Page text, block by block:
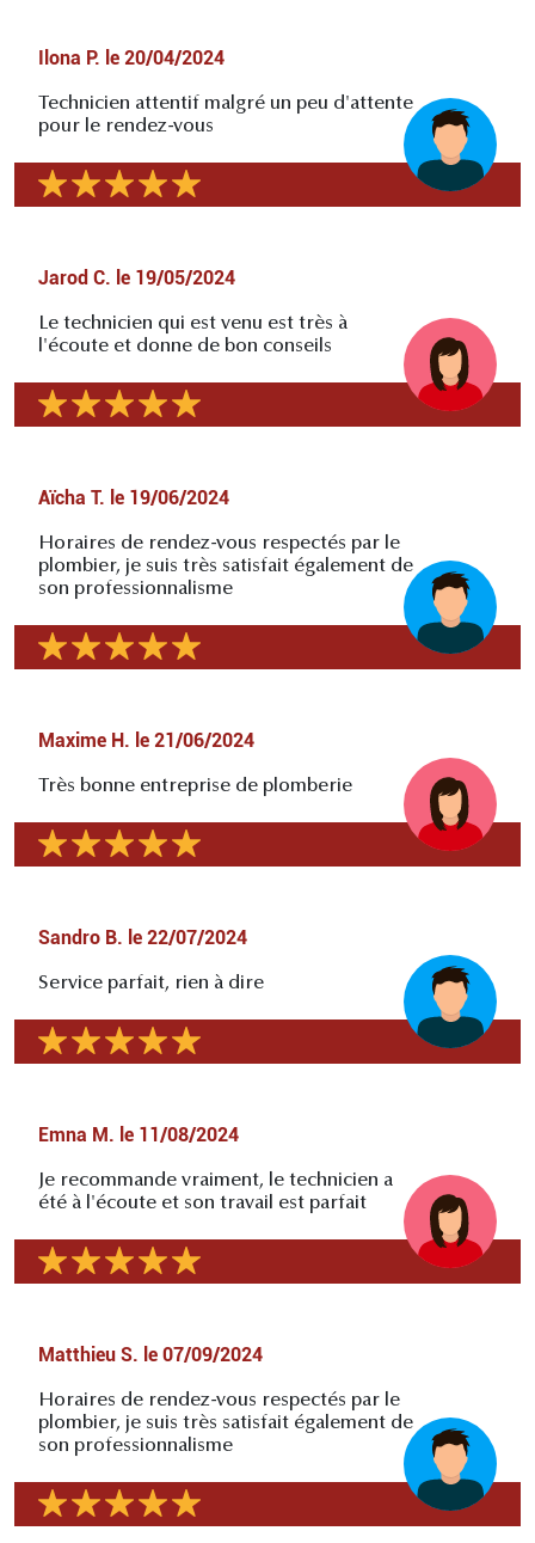
Ilona P. le 20/04/2024
Technicien attentif malgré un peu d'attente
pour le rendez-vous
Jarod C. le 19/05/2024
Le technicien qui est venu est très à
l'écoute et donne de bon conseils
Aïcha T. le 19/06/2024
Horaires de rendez-vous respectés par le
plombier, je suis très satisfait également de
son professionnalisme
Maxime H. le 21/06/2024
Très bonne entreprise de plomberie
Sandro B. le 22/07/2024
Service parfait, rien à dire
Emna M. le 11/08/2024
Je recommande vraiment, le technicien a
été à l'écoute et son travail est parfait
Matthieu S. le 07/09/2024
Horaires de rendez-vous respectés par le
plombier, je suis très satisfait également de
son professionnalisme